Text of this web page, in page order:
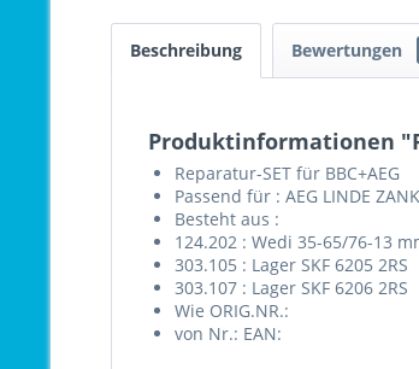
Beschreibung Bewertungen
Produktinformationen
Reparatur-SET für BBC+AEG
Passend für : AEG LINDE
Besteht aus :
124.202 : Wedi 35-65/76-13
303.105 : Lager SKF 6205 2RS
303.107 : Lager SKF 6206 2RS
Wie ORIG.NR.:
von Nr.: EAN: